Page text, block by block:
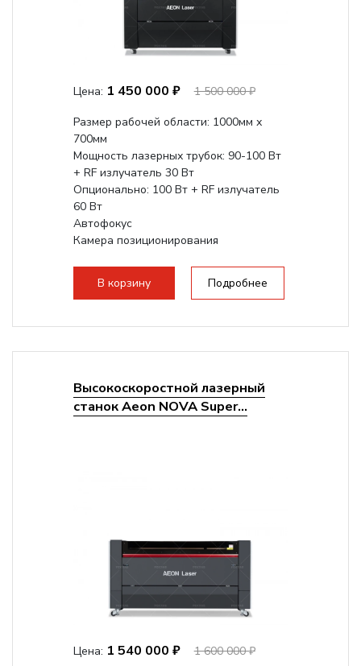
Цена: 1 450 000 ₽
1 500 000 ₽
Размер рабочей области: 1000мм х
700мм
Мощность лазерных трубок: 90-100 Вт
+ RF излучатель 30 Вт
Опционально: 100 Вт + RF излучатель
60 Вт
Автофокус
Камера позиционирования
2000 мм/с...
В корзину Подробнее
Высокоскоростной лазерный
станок Aeon NOVA Super...
Цена: 1 540 000 ₽
1 600 000 ₽